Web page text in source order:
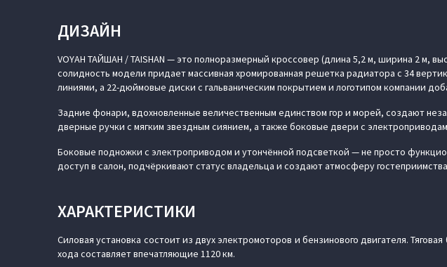
ДИЗАЙН
VOYAH ТАЙШАН / TAISHAN — это полноразмерный кроссовер (длина 5,2 м, ширина 2 м,
солидность модели придает массивная хромированная решетка радиатора с 34
линиями, а 22-дюймовые диски с гальваническим покрытием и логотипом компании
Задние фонари, вдохновленные величественным единством гор и морей, создают
дверные ручки с мягким звездным сиянием, а также боковые двери с
Боковые подножки с электроприводом и утончённой подсветкой — не просто
доступ в салон, подчёркивают статус владельца и создают атмосферу
ХАРАКТЕРИСТИКИ
Силовая установка состоит из двух электромоторов и бензинового двигателя.
хода составляет впечатляющие 1120 км.